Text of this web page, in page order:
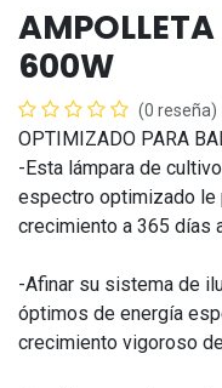
600W
(0 reseña)
OPTIMIZADO PARA
-Esta lámpara de
espectro optimizado le
crecimiento a 365 días
-Afinar su sistema de
óptimos de energía
crecimiento vigoroso